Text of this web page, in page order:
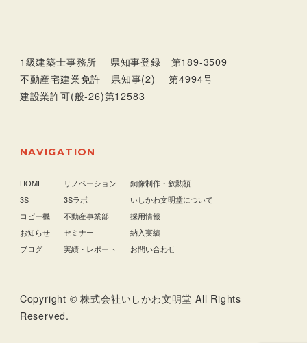
1級建築士事務所 県知事登録 第189-3509
不動産宅建業免許 県知事(2) 第4994号
建設業許可(般-26)第12583
NAVIGATION
HOME リノベーション
銅像制作・叙勲額
3S
3Sラボ
いしかわ文明堂について
コピー機
不動産事業部
採用情報
お知らせ
セミナー
納入実績
ブログ
実績・レポート お問い合わせ
Copyright © 株式会社いしかわ文明堂 All Rights
Reserved.